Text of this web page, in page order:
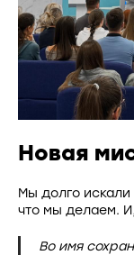
Новая
Мы долго
что мы делаем.
Во имя